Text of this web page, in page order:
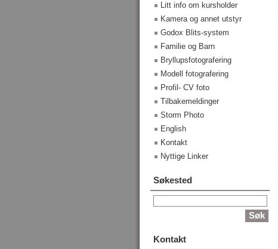
Litt info om kursholder
Kamera og annet utstyr
Godox Blits-system
Familie og Barn
Bryllupsfotografering
Modell fotografering
Profil- CV foto
Tilbakemeldinger
Storm Photo
English
Kontakt
Nyttige Linker
Søkested
Kontakt